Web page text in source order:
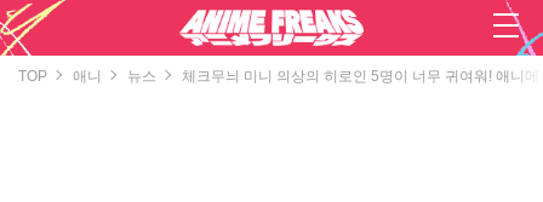
TOP 애니 뉴스 체크무늬 미니 의상의 히로인 5명이 너무 귀여워! 애니